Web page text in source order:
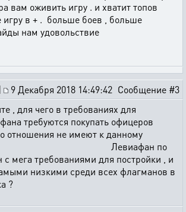
вам оживить игру . и хватит топов
игру в + . больше боев , больше
нам удовольствие
| 9 Декабря 2018 14:49:42 Сообщение #3
, для чего в требованиях для
требуются покупать офицеров
отношения не имеют к данному
Левиафан по
мега требованиями для постройки , и
низкими среди всех флагманов в
?